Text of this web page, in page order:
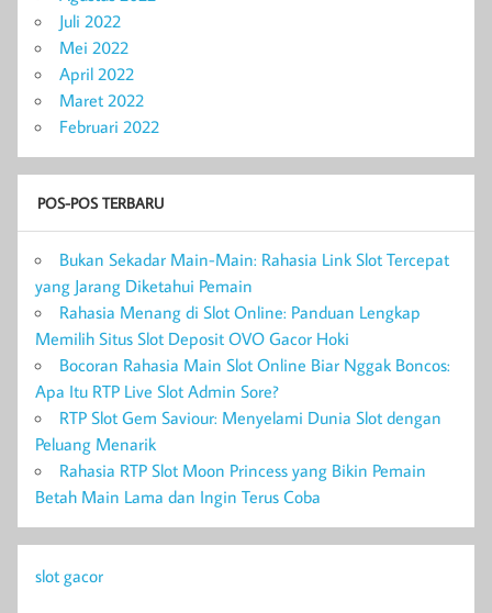
Juli 2022
Mei 2022
April 2022
Maret 2022
Februari 2022
POS-POS TERBARU
Bukan Sekadar Main-Main: Rahasia Link Slot Tercepat
yang Jarang Diketahui Pemain
Rahasia Menang di Slot Online: Panduan Lengkap
Memilih Situs Slot Deposit OVO Gacor Hoki
Bocoran Rahasia Main Slot Online Biar Nggak Boncos:
Apa Itu RTP Live Slot Admin Sore?
RTP Slot Gem Saviour: Menyelami Dunia Slot dengan
Peluang Menarik
Rahasia RTP Slot Moon Princess yang Bikin Pemain
Betah Main Lama dan Ingin Terus Coba
slot gacor